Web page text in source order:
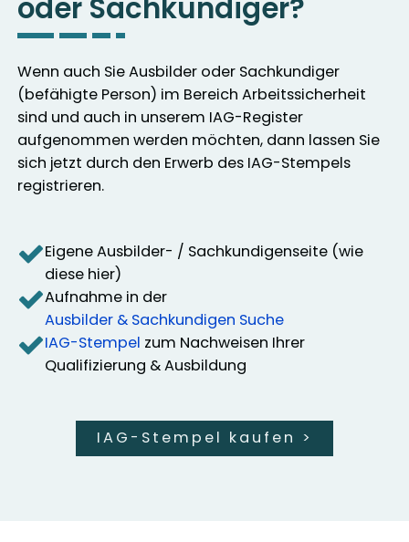
oder Sachkundiger?
Wenn auch Sie Ausbilder oder Sachkundiger
(befähigte Person) im Bereich Arbeitssicherheit
sind und auch in unserem IAG-Register
aufgenommen werden möchten, dann lassen Sie
sich jetzt durch den Erwerb des IAG-Stempels
registrieren.
Eigene Ausbilder- / Sachkundigenseite (wie
diese hier)
Aufnahme in der
Ausbilder & Sachkundigen Suche
IAG-Stempel zum Nachweisen Ihrer
Qualifizierung & Ausbildung
IAG-Stempel kaufen >